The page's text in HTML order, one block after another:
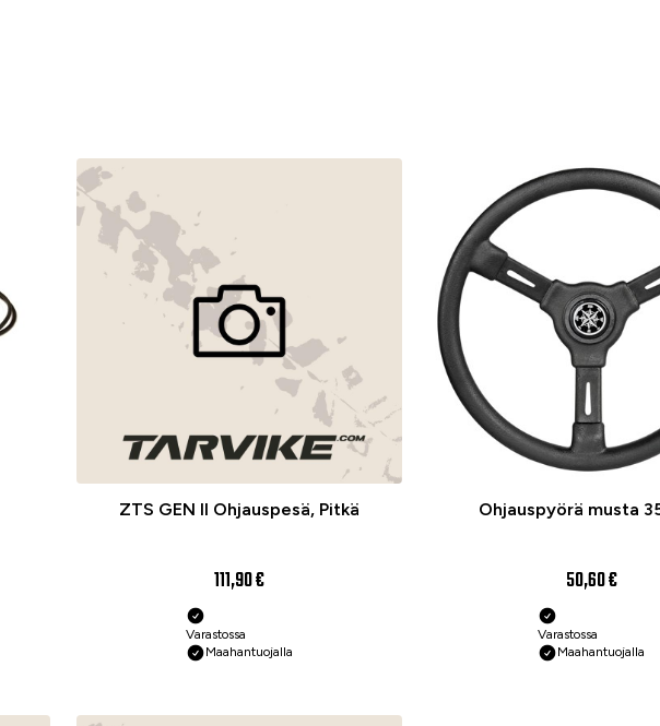
ZTS GEN II Ohjauspesä, Pitkä
111,90 €
Varastossa
Maahantuojalla
Ohjauspyörä musta
50,60 €
Varastossa
Maahantuojalla